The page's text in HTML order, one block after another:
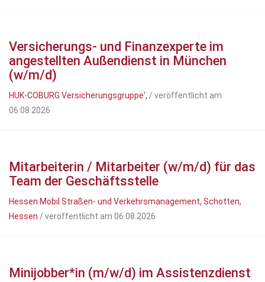
Versicherungs- und Finanzexperte im
angestellten Außendienst in München
(w/m/d)
HUK-COBURG Versicherungsgruppe', / veröffentlicht am
06.08.2026
Mitarbeiterin / Mitarbeiter (w/m/d) für das
Team der Geschäftsstelle
Hessen Mobil Straßen- und Verkehrsmanagement, Schotten,
Hessen / veröffentlicht am 06.08.2026
Minijobber*in (m/w/d) im Assistenzdienst